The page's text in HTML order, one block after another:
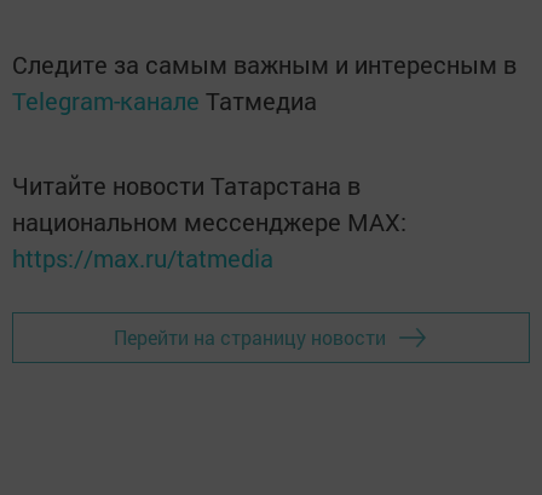
Следите за самым важным и интересным в
Telegram-канале Татмедиа
Читайте новости Татарстана в
национальном мессенджере MАХ:
https://max.ru/tatmedia
Перейти на страницу новости